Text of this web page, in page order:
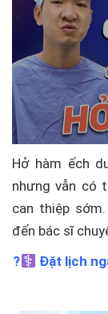
Hở hàm ếch
nhưng vẫn có
can thiệp
đến bác sĩ
?‍
Đặt lịch